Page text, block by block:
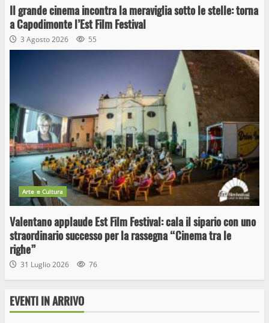
Il grande cinema incontra la meraviglia sotto le stelle: torna
a Capodimonte l’Est Film Festival
3 Agosto 2026 55
Arte e Cultura
Valentano applaude Est Film Festival: cala il sipario con uno
straordinario successo per la rassegna “Cinema tra le
righe”
31 Luglio 2026 76
EVENTI IN ARRIVO